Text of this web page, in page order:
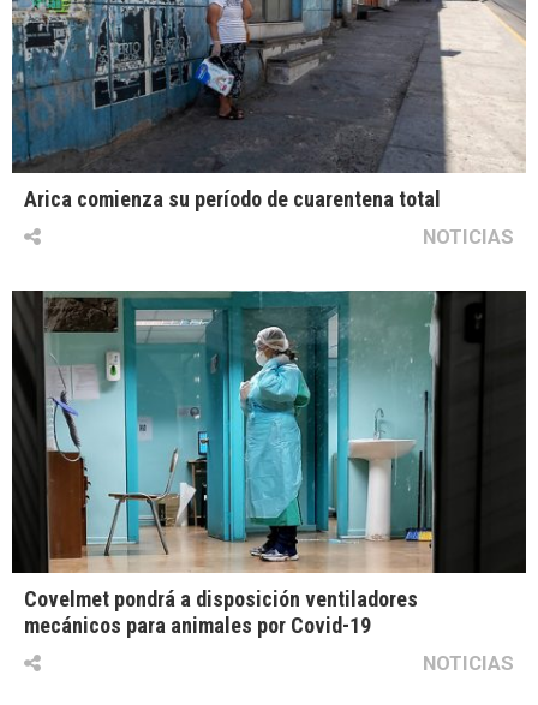
Arica comienza su período de cuarentena total
NOTICIAS
Covelmet pondrá a disposición ventiladores
mecánicos para animales por Covid-19
NOTICIAS